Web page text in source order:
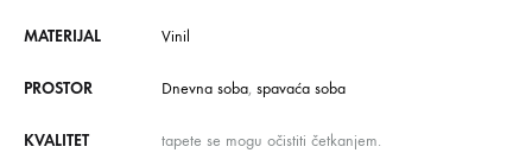
MATERIJAL Vinil
PROSTOR Dnevna soba, spavaća soba
KVALITET tapete se mogu očistiti četkanjem.